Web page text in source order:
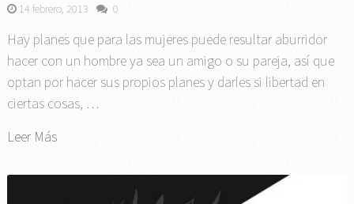
14 febrero, 2013 0
Hay planes que para las mujeres puede resultar aburridor
hacer con un hombre ya sea un amigo o su pareja, así que
optan por hacer sus propios planes y darles si libertad en
ciertas cosas, …
Leer Más